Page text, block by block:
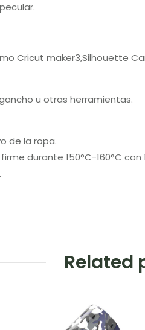
Cricut maker3,Silhouette
u otras herramientas.
de la ropa.
durante 150°C-160°C con
Related